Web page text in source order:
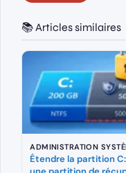
📚 Articles similaires
ADMINISTRATION
Étendre la partition